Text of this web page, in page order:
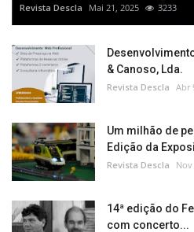
Revista Descla Mai 21, 2025 3233
& Canoso, Lda.
Revista Descla Abr
Um milhão de
Edição da
Revista Descla Nov
14ª edição do
com concerto...